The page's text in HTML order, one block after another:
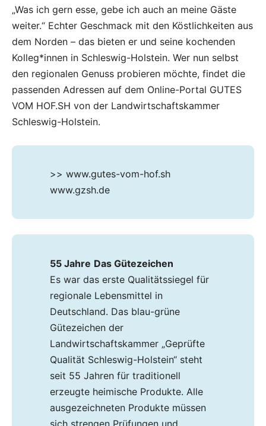
„Was ich gern esse, gebe ich auch an meine Gäste
weiter.“ Echter Geschmack mit den Köstlichkeiten aus
dem Norden – das bieten er und seine kochenden
Kolleg*innen in Schleswig-Holstein. Wer nun selbst
den regionalen Genuss probieren möchte, findet die
passenden Adressen auf dem Online-Portal GUTES
VOM HOF.SH von der Landwirtschaftskammer
Schleswig-Holstein.
>> www.gutes-vom-hof.sh
www.gzsh.de
55 Jahre Das Gütezeichen
Es war das erste Qualitätssiegel für
regionale Lebensmittel in
Deutschland. Das blau-grüne
Gütezeichen der
Landwirtschaftskammer „Geprüfte
Qualität Schleswig-Holstein“ steht
seit 55 Jahren für traditionell
erzeugte heimische Produkte. Alle
ausgezeichneten Produkte müssen
sich strengen Prüfungen und